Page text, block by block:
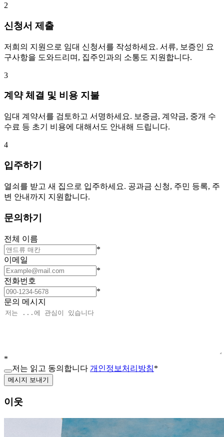
2
신청서 제출
저희의 지원으로 임대 신청서를 작성하세요. 서류, 보증인 요
구사항을 도와드리며, 집주인과의 소통도 지원합니다.
3
계약 체결 및 비용 지불
임대 계약서를 검토하고 서명하세요. 보증금, 계약금, 중개 수
수료 등 초기 비용에 대해서도 안내해 드립니다.
4
입주하기
열쇠를 받고 새 집으로 입주하세요. 공과금 신청, 주민 등록, 주
변 안내까지 지원합니다.
문의하기
전체 이름
*
이메일
*
전화번호
*
문의 메시지
*
저는 읽고 동의합니다 개인정보처리방침*
메시지 보내기
이웃